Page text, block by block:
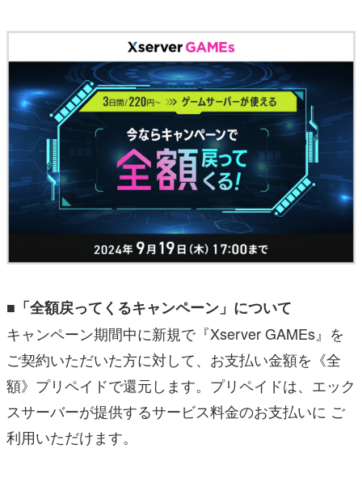
■「全額戻ってくるキャンペーン」について
キャンペーン期間中に新規で『Xserver GAMEs』を
ご契約いただいた方に対して、お支払い金額を《全
額》プリペイドで還元します。プリペイドは、エック
スサーバーが提供するサービス料金のお支払いに ご
利用いただけます。